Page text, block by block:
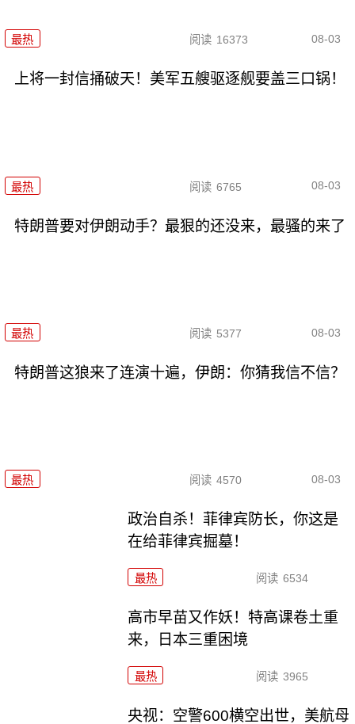
最热 阅读 16373 08-03
上将一封信捅破天！美军五艘驱逐舰要盖三口锅！
最热 阅读 6765 08-03
特朗普要对伊朗动手？最狠的还没来，最骚的来了
最热 阅读 5377 08-03
特朗普这狼来了连演十遍，伊朗：你猜我信不信？
最热 阅读 4570 08-03
政治自杀！菲律宾防长，你这是
在给菲律宾掘墓！
最热 阅读 6534
高市早苗又作妖！特高课卷土重
来，日本三重困境
最热 阅读 3965
央视：空警600横空出世，美航母